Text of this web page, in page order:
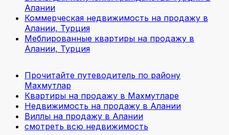
Алании
Коммерческая недвижимость на продажу в
Алании, Турция
Меблированные квартиры на продажу в
Алании, Турция
Прочитайте путеводитель по району
Махмутлар
Квартиры на продажу в Махмутларе
Недвижимость на продажу в Алании
Виллы на продажу в Алании
смотреть всю недвижимость